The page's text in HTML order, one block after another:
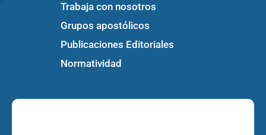
Trabaja con nosotros
Grupos apostólicos
Publicaciones Editoriales
Normatividad